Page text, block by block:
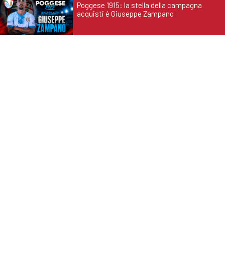
Poggese 1915: la stella della campagna
acquisti é Giuseppe Zampano